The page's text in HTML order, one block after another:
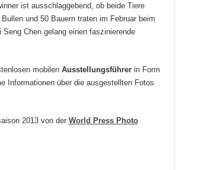
ist ausschlaggebend, ob beide Tiere
und 50 Bauern traten im Februar beim
Chen gelang einen faszinierende
mobilen Ausstellungsführerin Form
Informationen über die ausgestellten Fotos
2013 von der World Press Photo